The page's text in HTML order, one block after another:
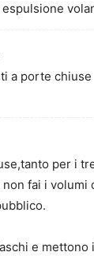
a porte chiuse
per i
fai i
e